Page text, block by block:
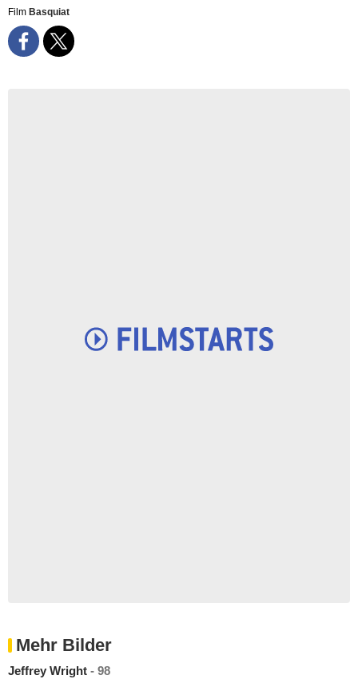
Film Basquiat
Mehr Bilder
Jeffrey Wright - 98